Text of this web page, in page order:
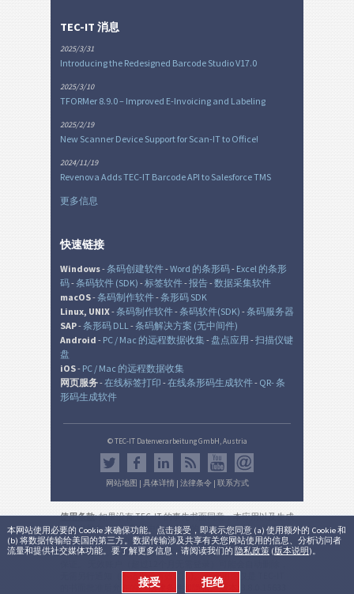
本网站使用必要的 Cookie 来确保功能。点击接受，即表示您同意 (a) 使用额外的 Cookie 和
(b) 将数据传输给美国的第三方。数据传输涉及共享有关您网站使用的信息、分析访问者
流量和提供社交媒体功能。要了解更多信息，请阅读我们的 隐私政策 (版本说明)。
接受 拒绝
TEC-IT 消息
2025/3/31
Introducing the Redesigned Barcode Studio V17.0
2025/3/10
TFORMer 8.9.0 – Improved E-Invoicing and Labeling
2025/2/19
New Scanner Device Support for Scan-IT to Office!
2024/11/19
Revenova Adds TEC-IT Barcode API to Salesforce TMS
更多信息
快速链接
Windows-条码创建软件-Word 的条形码- Excel 的条形
码-条码软件 (SDK) -标签软件-报告-数据采集软件
macOS-条码制作软件-条形码 SDK
Linux, UNIX-条码制作软件-条码软件(SDK) -条码服务器
SAP-条形码 DLL-条码解决方案 (无中间件)
Android - PC / Mac 的远程数据收集- 盘点应用 -扫描仪键
盘
iOS- PC / Mac 的远程数据收集
网页服务-在线标签打印 -在线条形码生成软件- QR- 条
形码生成软件
© TEC-IT Datenverarbeitung GmbH, Austria
网站地图 | 具体详情| 法律条令| 联系方式
使用条款: 如果没有 TEC-IT 的事先书面同意，本应用以及生成
的输出是在非生产环境中的非商业的评估目的而设。 使用只
允许用于法律目的，并根据该有效的国家或国际法规。 本服
务的功能性，正确性和/或不间断可用性或所产生的结果不能
无需另行通知（不适用于有效订阅)。 商业用途仅是 TEC-IT
的书面批准后允许的。法律条件和隐私。版本: